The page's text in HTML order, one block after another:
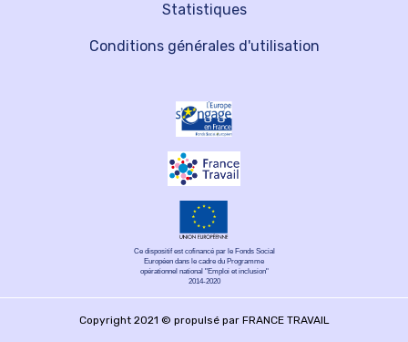
Statistiques
Conditions générales d'utilisation
Ce dispositif est cofinancé par le Fonds Social
Européen dans le cadre du Programme
opérationnel national "Emploi et inclusion"
2014-2020
Copyright 2021 © propulsé par FRANCE TRAVAIL